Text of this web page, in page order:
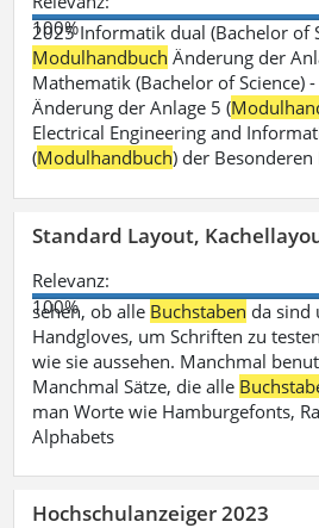
100%
2025 Informatik dual (Bachelor of
Modulhandbuch Änderung der
Mathematik (Bachelor of Science) -
Änderung der Anlage 5 (
Electrical Engineering and
(Modulhandbuch) der
Standard Layout,
Relevanz:
100%
sehen, ob alle Buchstaben da sind
Handgloves, um Schriften zu
wie sie aussehen. Manchmal
Manchmal Sätze, die alle
man Worte wie Hamburgefonts,
Alphabets
Hochschulanzeiger 2023